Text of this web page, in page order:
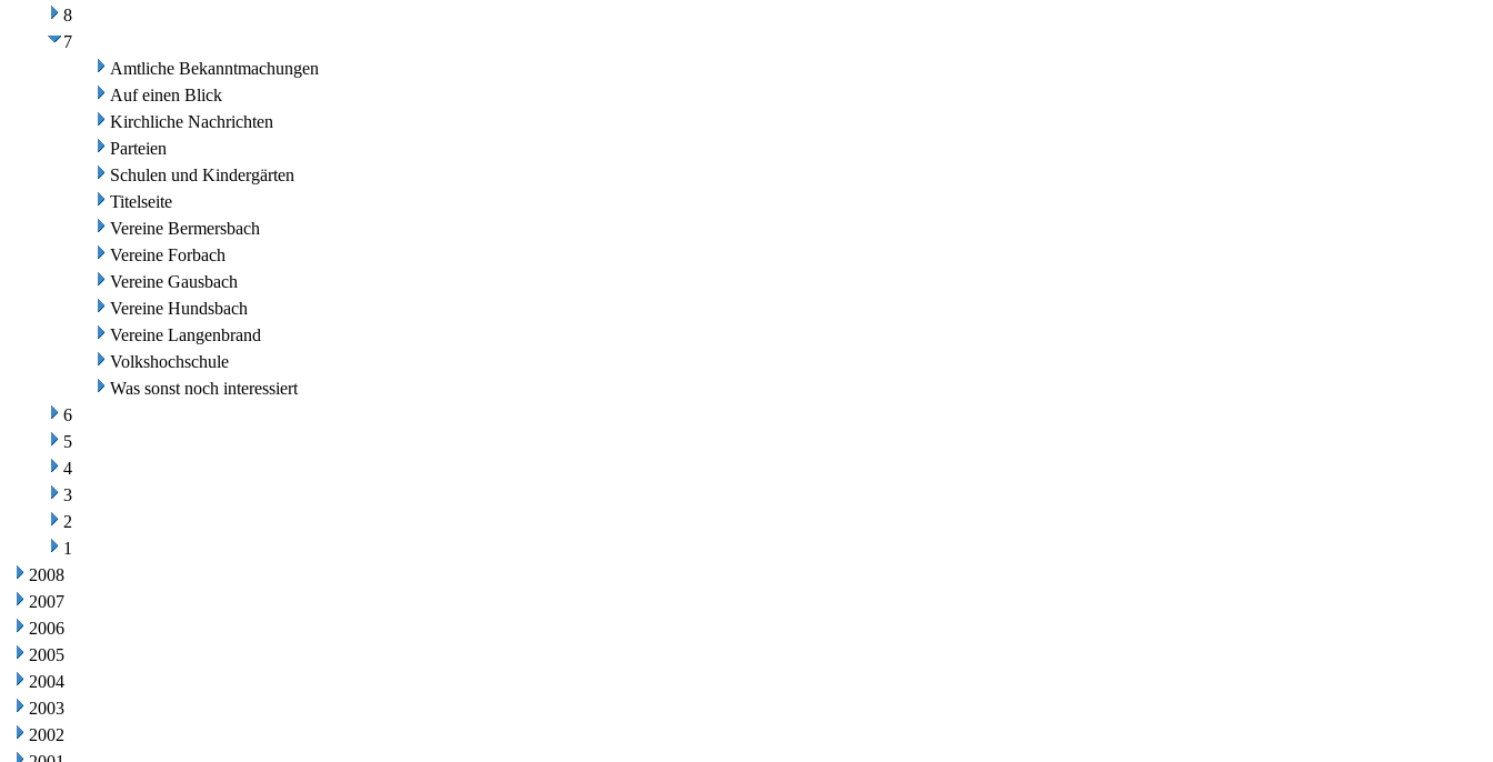
8
7
Amtliche Bekanntmachungen
Auf einen Blick
Kirchliche Nachrichten
Parteien
Schulen und Kindergärten
Titelseite
Vereine Bermersbach
Vereine Forbach
Vereine Gausbach
Vereine Hundsbach
Vereine Langenbrand
Volkshochschule
Was sonst noch interessiert
6
5
4
3
2
1
2008
2007
2006
2005
2004
2003
2002